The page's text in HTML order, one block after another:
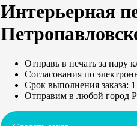
Интерьерная
Отправь в печать за пару
Согласования по
Срок выполнения заказа: 1
Отправим в любой город